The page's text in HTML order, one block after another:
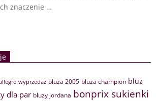
znaczenie …
wyprzedaż bluza 2005 bluza champion bluz
dla par bluzy jordana bonprix sukienki